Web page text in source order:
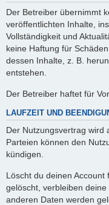
Der Betreiber übernimmt
veröffentlichten Inhalte,
Vollständigkeit und
keine Haftung für
dessen Inhalte, z. B.
entstehen.
Der Betreiber haftet für
LAUFZEIT UND
Der Nutzungsvertrag wird
Parteien können den
kündigen.
Löscht du deinen
gelöscht, verbleiben
anderen Daten werden